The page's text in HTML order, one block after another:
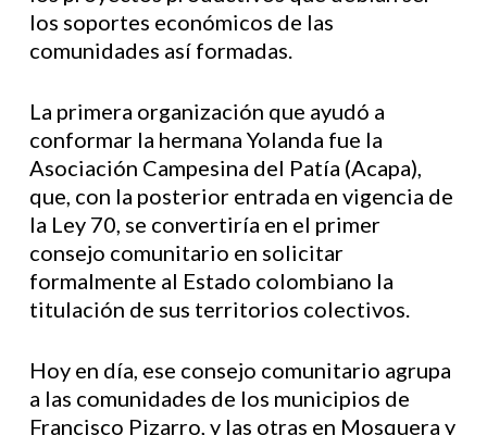
los soportes económicos de las
comunidades así formadas.
La primera organización que ayudó a
conformar la hermana Yolanda fue la
Asociación Campesina del Patía (Acapa),
que, con la posterior entrada en vigencia de
la Ley 70, se convertiría en el primer
consejo comunitario en solicitar
formalmente al Estado colombiano la
titulación de sus territorios colectivos.
Hoy en día, ese consejo comunitario agrupa
a las comunidades de los municipios de
Francisco Pizarro, y las otras en Mosquera y